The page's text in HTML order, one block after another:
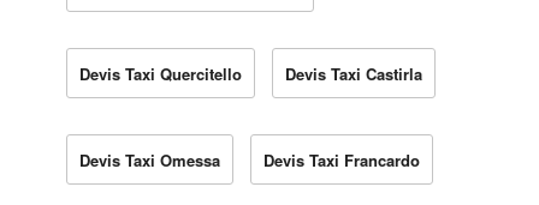
Devis Taxi Quercitello Devis Taxi Castirla
Devis Taxi Omessa Devis Taxi Francardo